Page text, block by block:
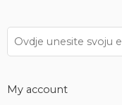
My account